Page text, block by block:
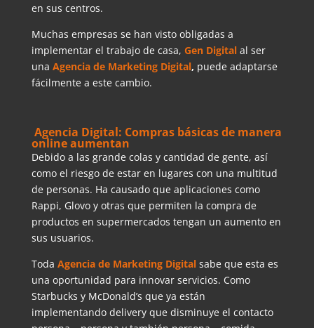
en sus centros.
Muchas empresas se han visto obligadas a
implementar el trabajo de casa, Gen Digitalal ser
una Agencia de Marketing Digital, puede adaptarse
fácilmente a este cambio.
Agencia Digital: Compras básicas de manera
online aumentan
Debido a las grande colas y cantidad de gente, así
como el riesgo de estar en lugares con una multitud
de personas. Ha causado que aplicaciones como
Rappi, Glovo y otras que permiten la compra de
productos en supermercados tengan un aumento en
sus usuarios.
Toda Agencia de Marketing Digital sabe que esta es
una oportunidad para innovar servicios. Como
Starbucks y McDonald’s que ya están
implementando delivery que disminuye el contacto